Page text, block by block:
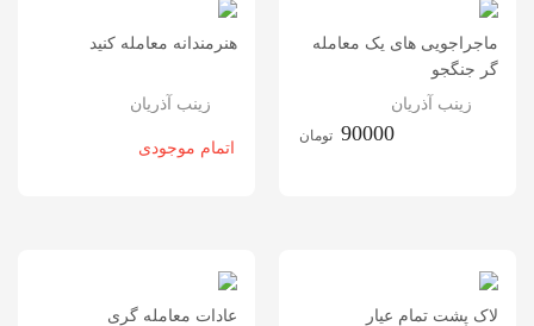
ماجراجویی های یک معامله
گر جنگجو
زینب آذریان
90000 تومان
هنرمندانه معامله کنید
زینب آذریان
اتمام موجودی
لاک پشت تمام عیار عادات معامله گری